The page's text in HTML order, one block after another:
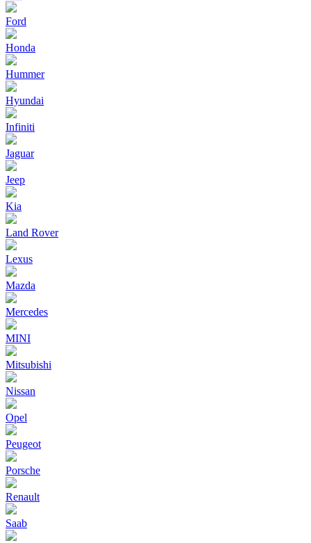
Ford
Honda
Hummer
Hyundai
Infiniti
Jaguar
Jeep
Kia
Land Rover
Lexus
Mazda
Mercedes
MINI
Mitsubishi
Nissan
Opel
Peugeot
Porsche
Renault
Saab